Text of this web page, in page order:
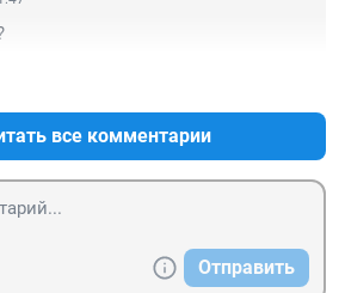
все комментарии
Отправить